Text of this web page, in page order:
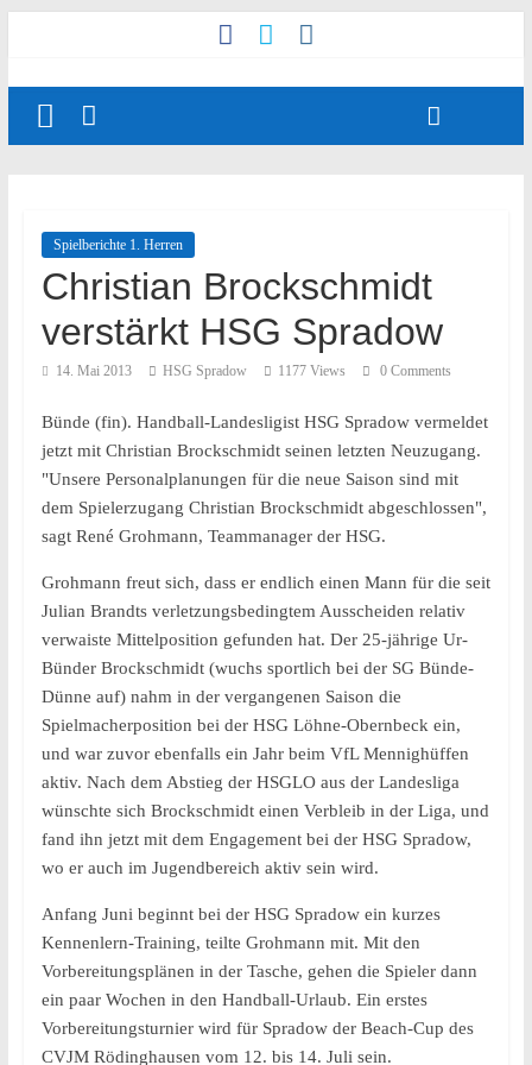
Spielberichte 1. Herren
Christian Brockschmidt
verstärkt HSG Spradow
14. Mai 2013 HSG Spradow 1177 Views 0 Comments
Bünde (fin). Handball-Landesligist HSG Spradow vermeldet
jetzt mit Christian Brockschmidt seinen letzten Neuzugang.
"Unsere Personalplanungen für die neue Saison sind mit
dem Spielerzugang Christian Brockschmidt abgeschlossen",
sagt René Grohmann, Teammanager der HSG.
Grohmann freut sich, dass er endlich einen Mann für die seit
Julian Brandts verletzungsbedingtem Ausscheiden relativ
verwaiste Mittelposition gefunden hat. Der 25-jährige Ur-
Bünder Brockschmidt (wuchs sportlich bei der SG Bünde-
Dünne auf) nahm in der vergangenen Saison die
Spielmacherposition bei der HSG Löhne-Obernbeck ein,
und war zuvor ebenfalls ein Jahr beim VfL Mennighüffen
aktiv. Nach dem Abstieg der HSGLO aus der Landesliga
wünschte sich Brockschmidt einen Verbleib in der Liga, und
fand ihn jetzt mit dem Engagement bei der HSG Spradow,
wo er auch im Jugendbereich aktiv sein wird.
Anfang Juni beginnt bei der HSG Spradow ein kurzes
Kennenlern-Training, teilte Grohmann mit. Mit den
Vorbereitungsplänen in der Tasche, gehen die Spieler dann
ein paar Wochen in den Handball-Urlaub. Ein erstes
Vorbereitungsturnier wird für Spradow der Beach-Cup des
CVJM Rödinghausen vom 12. bis 14. Juli sein.